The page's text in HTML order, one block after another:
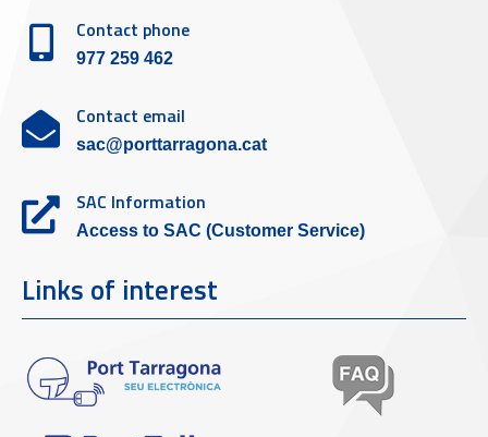
Contact phone
977 259 462
Contact email
sac@porttarragona.cat
SAC Information
Access to SAC (Customer Service)
Links of interest